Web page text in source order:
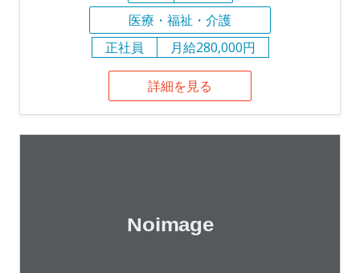
医療・福祉・介護
正社員
月給280,000円
詳細を見る